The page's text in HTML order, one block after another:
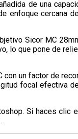
de una
enfoque cercana
Sicor MC
lo que pone de
un factor de
focal efectiva
Si haces clic